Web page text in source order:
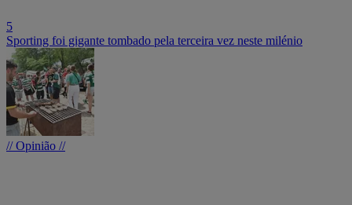
5
Sporting foi gigante tombado pela terceira vez neste milénio
// Opinião //